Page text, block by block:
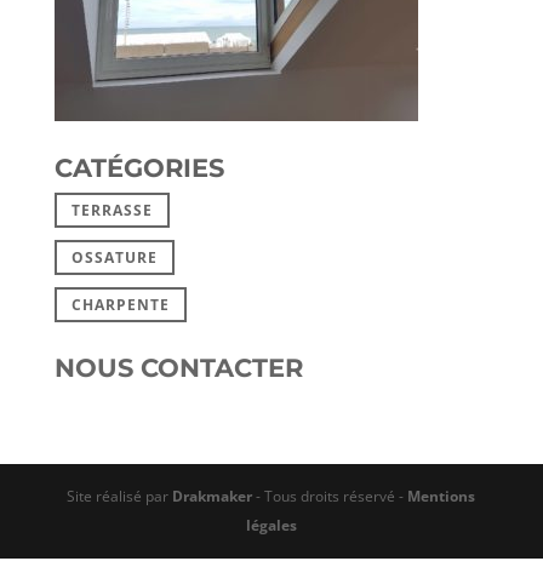
CATÉGORIES
TERRASSE
OSSATURE
CHARPENTE
NOUS CONTACTER
Site réalisé par Drakmaker- Tous droits réservé - Mentions
légales